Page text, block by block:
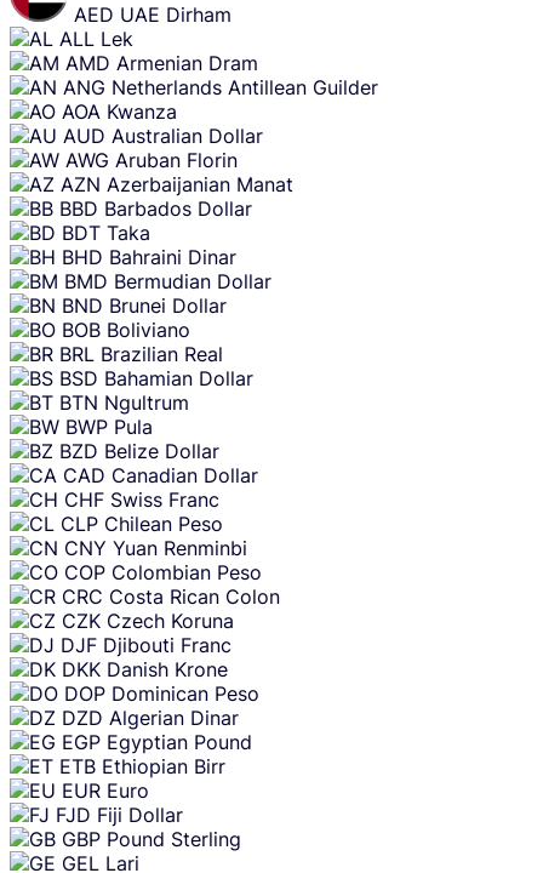
AED UAE Dirham
ALL Lek
AMD Armenian Dram
ANG Netherlands Antillean Guilder
AOA Kwanza
AUD Australian Dollar
AWG Aruban Florin
AZN Azerbaijanian Manat
BBD Barbados Dollar
BDT Taka
BHD Bahraini Dinar
BMD Bermudian Dollar
BND Brunei Dollar
BOB Boliviano
BRL Brazilian Real
BSD Bahamian Dollar
BTN Ngultrum
BWP Pula
BZD Belize Dollar
CAD Canadian Dollar
CHF Swiss Franc
CLP Chilean Peso
CNY Yuan Renminbi
COP Colombian Peso
CRC Costa Rican Colon
CZK Czech Koruna
DJF Djibouti Franc
DKK Danish Krone
DOP Dominican Peso
DZD Algerian Dinar
EGP Egyptian Pound
ETB Ethiopian Birr
EUR Euro
FJD Fiji Dollar
GBP Pound Sterling
GEL Lari